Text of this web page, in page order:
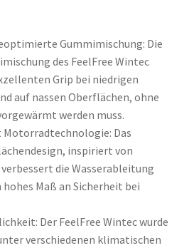
Gummimischung: Die
des FeelFree Wintec
Grip bei niedrigen
auf nassen Oberflächen, ohne
werden muss.
Das
inspiriert von
die Wasserableitung
Maß an Sicherheit bei
Der FeelFree Wintec wurde
verschiedenen klimatischen